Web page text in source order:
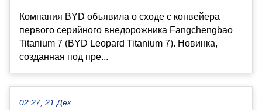
Компания BYD объявила о сходе с конвейера
первого серийного внедорожника Fangchengbao
Titanium 7 (BYD Leopard Titanium 7). Новинка,
созданная под пре...
02:27, 21 Дек